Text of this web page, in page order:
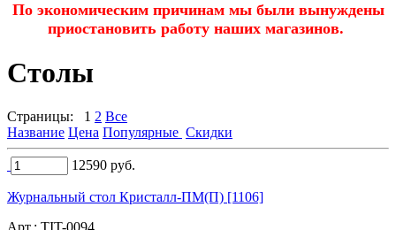
По экономическим причинам мы были вынуждены
приостановить работу наших магазинов.
Столы
Страницы: 1 2 Все
Название Цена Популярные Скидки
12590 руб.
Журнальный стол Кристалл-ПМ(П) [1106]
Арт.: TIT-0094